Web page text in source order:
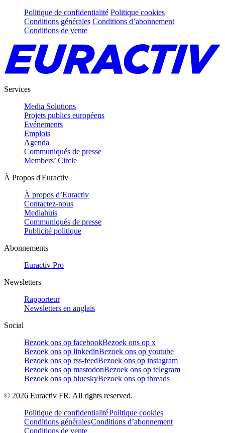
Politique de confidentialité Politique cookies
Conditions générales Conditions d’abonnement
Conditions de vente
Services
Media Solutions
Projets publics européens
Evénements
Emplois
Agenda
Communiqués de presse
Members’ Circle
À Propos d'Euractiv
À propos d’Euractiv
Contactez-nous
Mediahuis
Communiqués de presse
Publicité politique
Abonnements
Euractiv Pro
Newsletters
Rapporteur
Newsletters en anglais
Social
Bezoek ons op facebookBezoek ons op x
Bezoek ons op linkedinBezoek ons op youtube
Bezoek ons op rss-feedBezoek ons op instagram
Bezoek ons op mastodonBezoek ons op telegram
Bezoek ons op blueskyBezoek ons op threads
© 2026 Euractiv FR. All rights reserved.
Politique de confidentialitéPolitique cookies
Conditions généralesConditions d’abonnement
Conditions de vente